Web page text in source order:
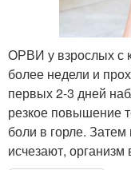
ОРВИ у взрослых с
более недели и
первых 2-3 дней
резкое повышение
боли в горле. Затем
исчезают, организм